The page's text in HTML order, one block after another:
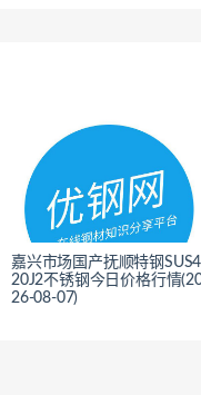
嘉兴市场国产抚顺特钢SUS4
20J2不锈钢今日价格行情
26-08-07)